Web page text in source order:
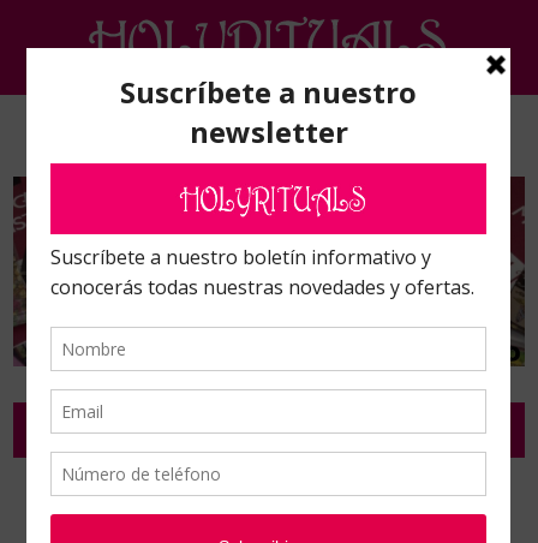
PARAPSICOLOGÍA, RADIESTESIA Y MINERALES
Inicio / Parapsicología, radiestesia y Minerales